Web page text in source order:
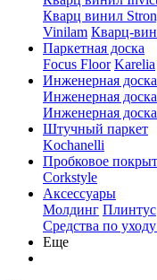
Кварц винил
Vinilam Кварц-
Паркетная доска
Focus Floor Karelia
Инженерная доска
Инженерная
Инженерная
Штучный паркет
Kochanelli
Пробковое
Corkstyle
Аксессуары
Молдинг Плинтус
Средства по
Еще